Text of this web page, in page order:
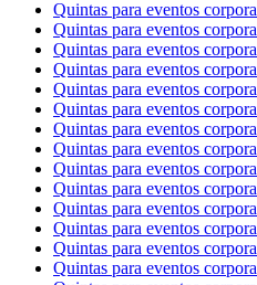
Quintas para eventos
Quintas para eventos
Quintas para eventos
Quintas para eventos
Quintas para eventos
Quintas para eventos
Quintas para eventos
Quintas para eventos
Quintas para eventos
Quintas para eventos
Quintas para eventos
Quintas para eventos
Quintas para eventos
Quintas para eventos